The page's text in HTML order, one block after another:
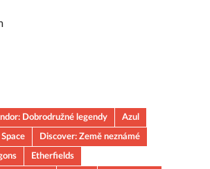
Dobrodružné legendy
Azul
Discover: Země neznámé
Etherfields